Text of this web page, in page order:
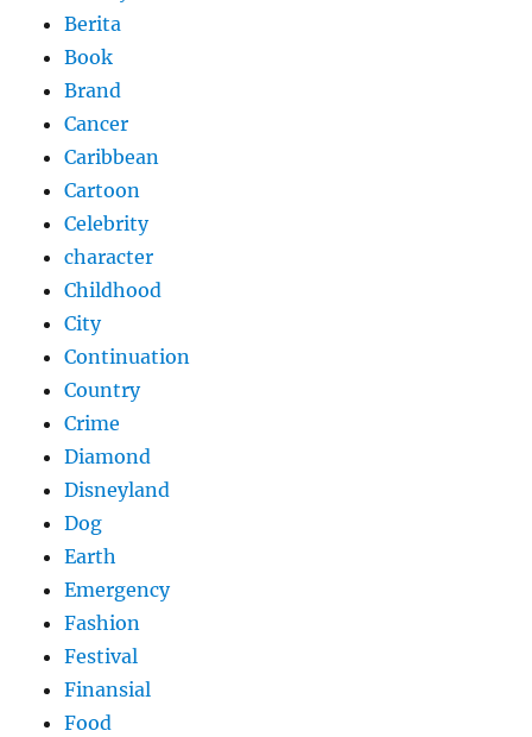
Berita
Book
Brand
Cancer
Caribbean
Cartoon
Celebrity
character
Childhood
City
Continuation
Country
Crime
Diamond
Disneyland
Dog
Earth
Emergency
Fashion
Festival
Finansial
Food